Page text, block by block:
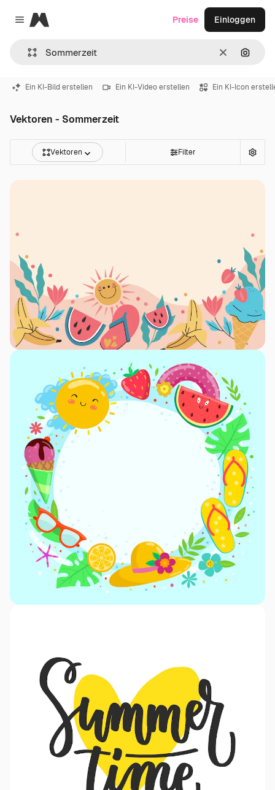
Close menu
Magnific
LöschenNach
Preise Einloggen
Ein KI-Bild erstellen Ein KI-Video erstellen Ein KI-Icon
Vektoren - Sommerzeit
Vektoren Filter